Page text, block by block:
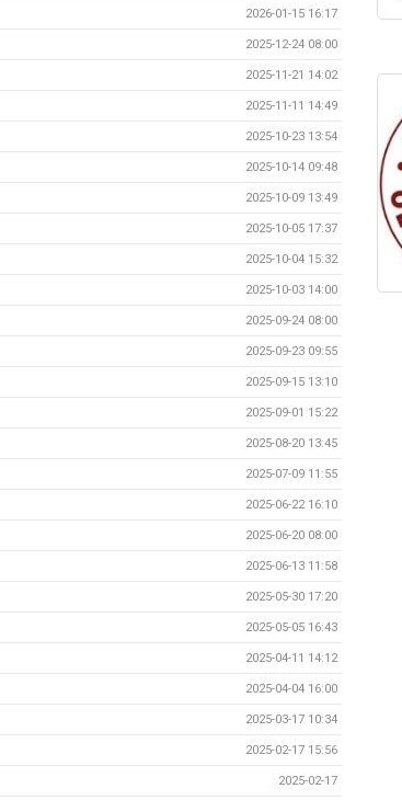
2026-01-15 16:17
2025-12-24 08:00
2025-11-21 14:02
2025-11-11 14:49
2025-10-23 13:54
2025-10-14 09:48
2025-10-09 13:49
2025-10-05 17:37
2025-10-04 15:32
2025-10-03 14:00
2025-09-24 08:00
2025-09-23 09:55
2025-09-15 13:10
2025-09-01 15:22
2025-08-20 13:45
2025-07-09 11:55
2025-06-22 16:10
2025-06-20 08:00
2025-06-13 11:58
2025-05-30 17:20
2025-05-05 16:43
2025-04-11 14:12
2025-04-04 16:00
2025-03-17 10:34
2025-02-17 15:56
2025-02-17